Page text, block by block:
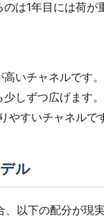
は1年目には荷が
いチャネルです
しずつ広げます
やすいチャネルで
ル
以下の配分が現実